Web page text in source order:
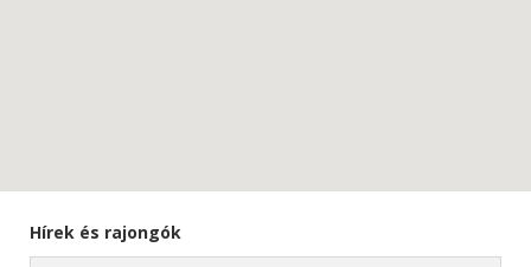
Hírek és rajongók